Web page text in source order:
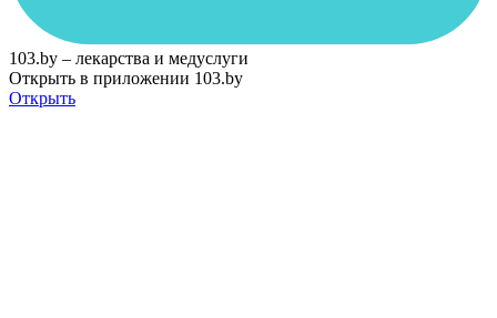
103.by – лекарства и медуслуги
Открыть в приложении 103.by
Открыть